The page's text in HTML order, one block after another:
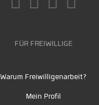
FÜR FREIWILLIGE
Warum Freiwilligenarbeit?
Mein Profil